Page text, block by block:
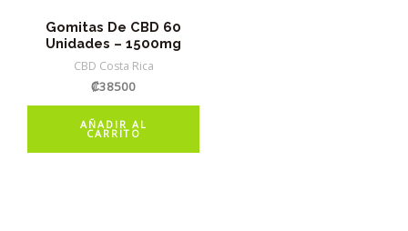
Gomitas De CBD 60
Unidades – 1500mg
CBD Costa Rica
₡38500
AÑADIR AL
CARRITO